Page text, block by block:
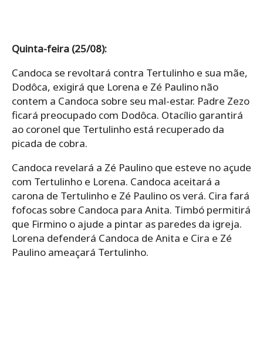
Quinta-feira (25/08):
Candoca se revoltará contra Tertulinho e sua mãe,
Dodôca, exigirá que Lorena e Zé Paulino não
contem a Candoca sobre seu mal-estar. Padre Zezo
ficará preocupado com Dodôca. Otacílio garantirá
ao coronel que Tertulinho está recuperado da
picada de cobra.
Candoca revelará a Zé Paulino que esteve no açude
com Tertulinho e Lorena. Candoca aceitará a
carona de Tertulinho e Zé Paulino os verá. Cira fará
fofocas sobre Candoca para Anita. Timbó permitirá
que Firmino o ajude a pintar as paredes da igreja.
Lorena defenderá Candoca de Anita e Cira e Zé
Paulino ameaçará Tertulinho.